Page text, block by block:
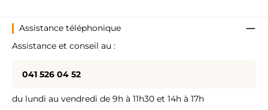
Assistance téléphonique
Assistance et conseil au :
041 526 04 52
du lundi au vendredi de 9h à 11h30 et 14h à 17h